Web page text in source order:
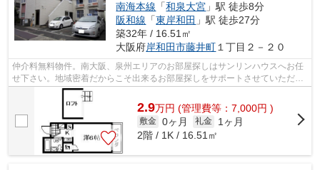
南海本線 「和泉大宮 」駅 徒歩8分
阪和線 「東岸和田 」駅 徒歩27分
築32年 / 16.51㎡
大阪府岸和田市藤井町 １丁目２－２０
仲介料無料物件。南大阪、泉州エリアのお部屋探しはサンリンハウスへお任
せ下さい。地域密着だからこそ出来るお部屋探しをサポートさせていただき
2.9万円 (管理費等：7,000円 )
敷金 0ヶ月 礼金
1ヶ月
2階 / 1K / 16.51㎡